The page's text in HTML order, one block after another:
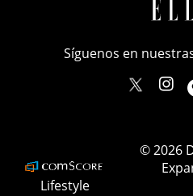
Síguenos en
Lifestyle
© 2026